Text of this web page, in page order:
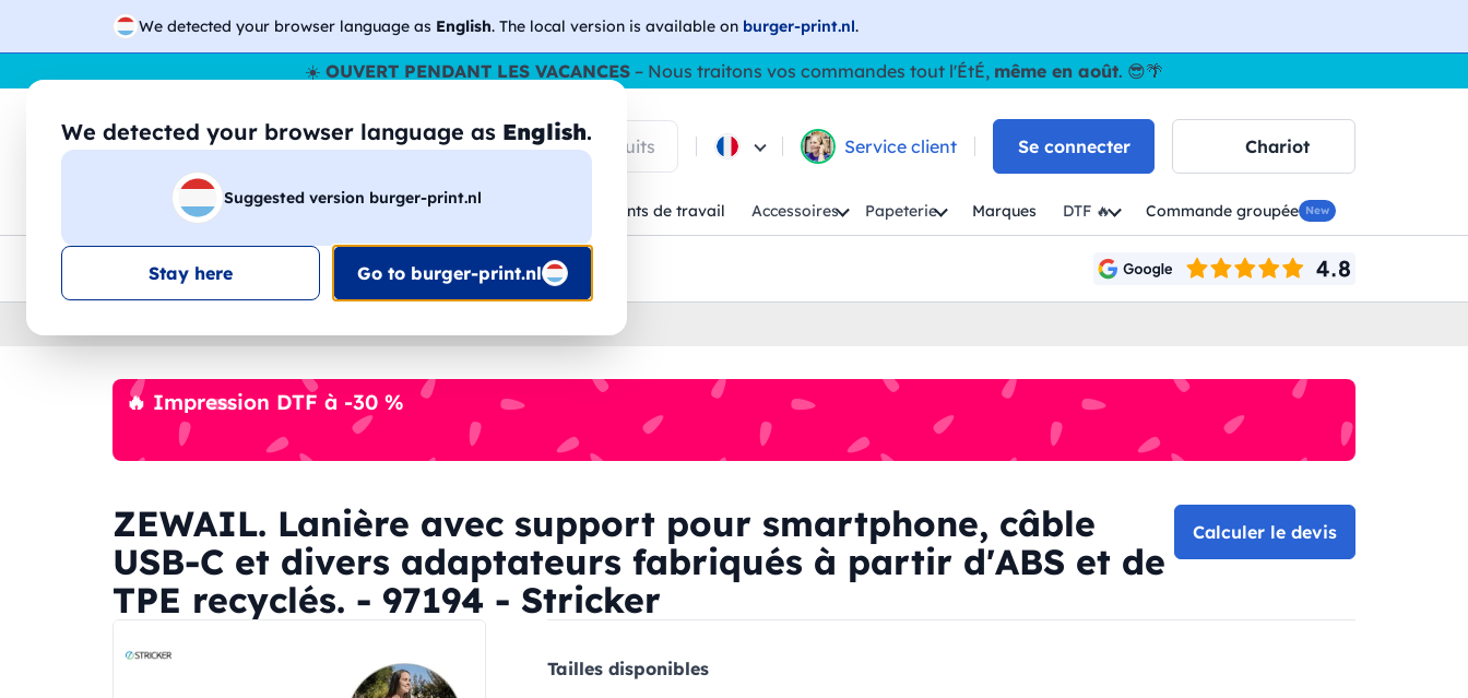
We detected your browser language as English. The local version is available on burger-print.nl.
We detected your browser language as English.
Suggested version burger-print.nl
Stay here Go to burger-print.nl
☀️ OUVERT PENDANT LES VACANCES – Nous traitons vos commandes tout l'ÉtÉ, même en août. 😎🌴
🔎 Recherchez parmi les produits Service client Se connecter Chariot
Sweat-shirts Homme Femme Vêtements de travail Accessoires Papeterie Marques DTF 🔥 Commande groupée New
Livraison UERemise quantité Service clientCroquis prépresse
🔥 Impression DTF à -30 %
ZEWAIL. Lanière avec support pour smartphone, câble
USB-C et divers adaptateurs fabriqués à partir d'ABS et de
TPE recyclés. - 97194 - Stricker
Calculer le devis
Tailles disponibles